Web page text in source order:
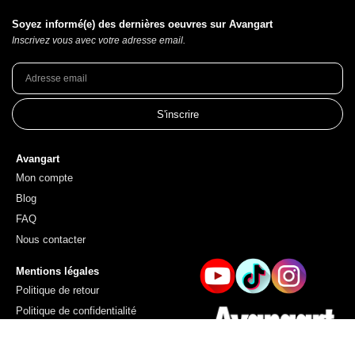
Avangart
Mon compte
Blog
FAQ
Nous contacter
Soyez informé(e) des dernières oeuvres sur Avangart
Inscrivez vous avec votre adresse email.
S'inscrire
Mentions légales
Politique de retour
Politique de confidentialité